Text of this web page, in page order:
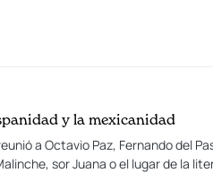
y la mexicanidad
a Octavio Paz, Fernando del
sor Juana o el lugar de la